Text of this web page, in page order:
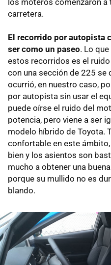
carretera.
El recorrido por autopista
ser como un paseo. Lo
estos recorridos es el
con una sección de 225 se
ocurrió, en nuestro caso,
por autopista sin usar el
puede oírse el ruido del
potencia, pero viene a ser
modelo híbrido de Toyota.
confortable en este
bien y los asientos son
mucho a obtener una
porque su mullido no es
blando.